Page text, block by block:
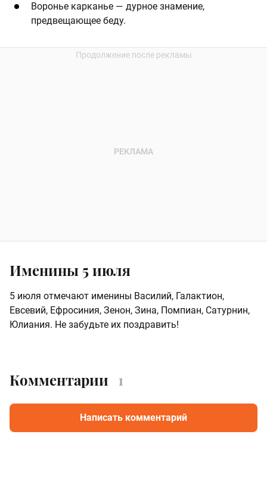
Воронье карканье — дурное знамение,
предвещающее беду.
Именины 5 июля
5 июля отмечают именины Василий, Галактион,
Евсевий, Ефросиния, Зенон, Зина, Помпиан, Сатурнин,
Юлиания. Не забудьте их поздравить!
Комментарии 1
Написать комментарий